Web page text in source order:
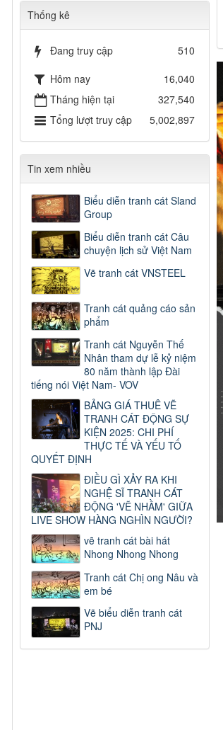
Thống kê
Đang truy cập
510
Hôm nay
16,040
Tháng hiện tại
327,540
Tổng lượt truy cập
5,002,897
Tin xem nhiều
Biểu diễn tranh cát Sland
Group
Biểu diễn tranh cát Câu
chuyện lịch sử Việt Nam
Vẽ tranh cát VNSTEEL
Tranh cát quảng cáo sản
phẩm
Tranh cát Nguyễn Thế
Nhân tham dự lễ kỷ niệm
80 năm thành lập Đài
tiếng nói Việt Nam- VOV
BẢNG GIÁ THUÊ VẼ
TRANH CÁT ĐỘNG SỰ
KIỆN 2025: CHI PHÍ
THỰC TẾ VÀ YẾU TỐ
QUYẾT ĐỊNH
ĐIỀU GÌ XẢY RA KHI
NGHỆ SĨ TRANH CÁT
ĐỘNG 'VẼ NHẦM' GIỮA
LIVE SHOW HÀNG NGHÌN NGƯỜI?
vẽ tranh cát bài hát
Nhong Nhong Nhong
Tranh cát Chị ong Nâu và
em bé
Vẽ biểu diễn tranh cát
PNJ